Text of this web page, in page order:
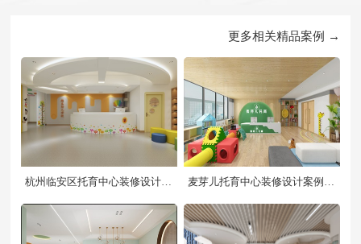
更多相关精品案例 →
杭州临安区托育中心装修设计案
麦芽儿托育中心装修设计案例效